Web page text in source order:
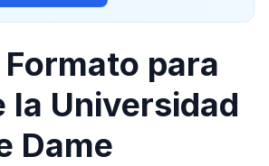
para
la Universidad
Dame